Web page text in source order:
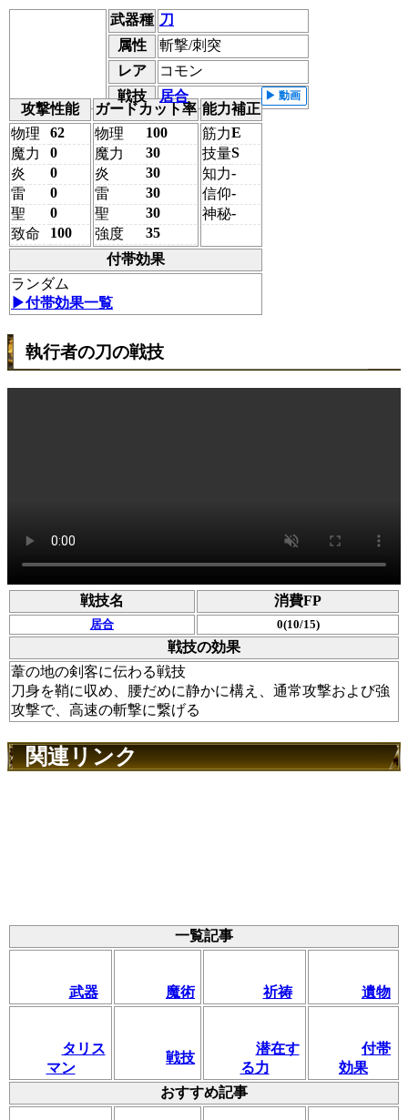
武器種 刀
属性
斬撃/刺突
レア
コモン
戦技
居合
攻撃性能
ガードカット率 能力補正
物理
62
魔力
0
炎
0
雷
0
聖
0
致命
100
物理
100
魔力
30
炎
30
雷
30
聖
30
強度
35
筋力E
技量S
知力-
信仰-
神秘-
付帯効果
ランダム
▶︎付帯効果一覧
執行者の刀の戦技
戦技名 消費FP
居合 0(10/15)
戦技の効果
葦の地の剣客に伝わる戦技
刀身を鞘に収め、腰だめに静かに構え、通常攻撃および強
攻撃で、高速の斬撃に繋げる
関連リンク
一覧記事
武器 魔術 祈祷 遺物
タリス
マン
戦技
潜在す
る力
付帯
効果
おすすめ記事